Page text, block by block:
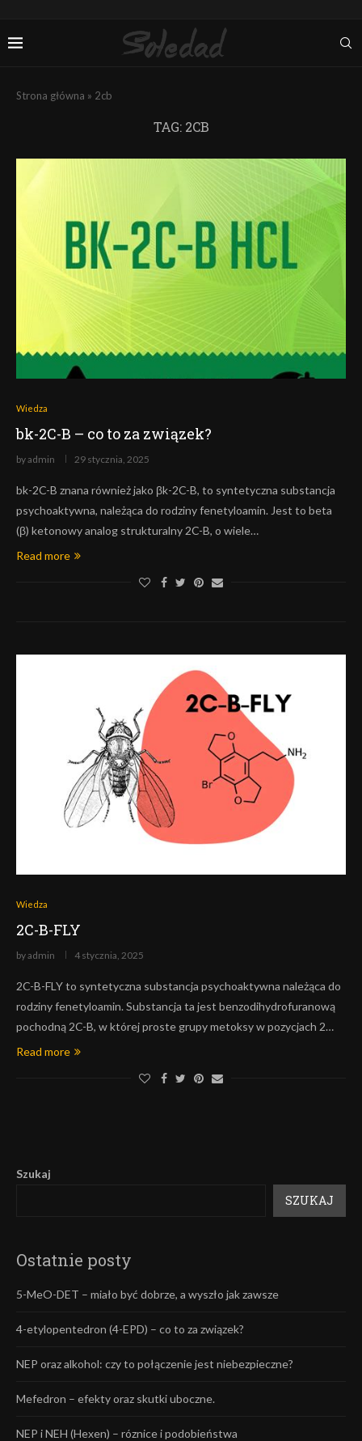
Strona główna » 2cb
TAG: 2CB
Wiedza
bk-2C-B – co to za związek?
byadmin 29 stycznia, 2025
bk-2C-B znana również jako βk-2C-B, to syntetyczna substancja
psychoaktywna, należąca do rodziny fenetyloamin. Jest to beta
(β) ketonowy analog strukturalny 2C-B, o wiele…
Read more
Wiedza
2C-B-FLY
byadmin 4 stycznia, 2025
2C-B-FLY to syntetyczna substancja psychoaktywna należąca do
rodziny fenetyloamin. Substancja ta jest benzodihydrofuranową
pochodną 2C-B, w której proste grupy metoksy w pozycjach 2…
Read more
Szukaj
SZUKAJ
Ostatnie posty
5-MeO-DET – miało być dobrze, a wyszło jak zawsze
4-etylopentedron (4-EPD) – co to za związek?
NEP oraz alkohol: czy to połączenie jest niebezpieczne?
Mefedron – efekty oraz skutki uboczne.
NEP i NEH (Hexen) – róznice i podobieństwa